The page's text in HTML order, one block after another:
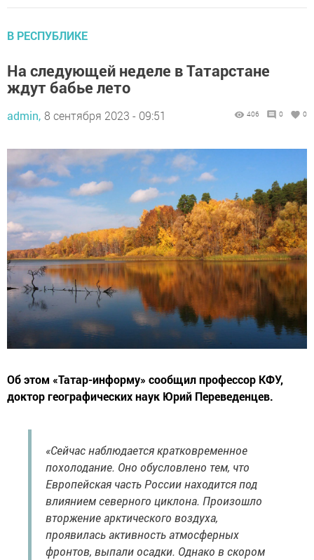
В РЕСПУБЛИКЕ
На следующей неделе в Татарстане
ждут бабье лето
admin, 8 сентября 2023 - 09:51 406 0 0
Об этом «Татар-информу» сообщил профессор КФУ,
доктор географических наук Юрий Переведенцев.
«Сейчас наблюдается кратковременное
похолодание. Оно обусловлено тем, что
Европейская часть России находится под
влиянием северного циклона. Произошло
вторжение арктического воздуха,
проявилась активность атмосферных
фронтов, выпали осадки. Однако в скором